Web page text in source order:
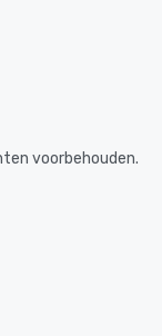
voorbehouden.